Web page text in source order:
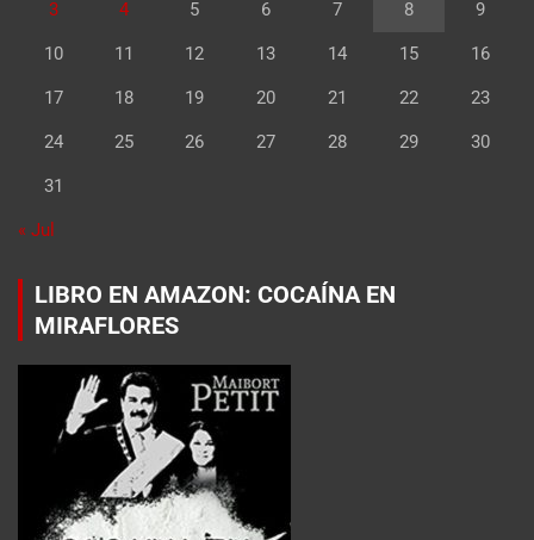
3 4 5 6 7 8 9
10 11 12 13 14 15 16
17 18 19 20 21 22 23
24 25 26 27 28 29 30
31
« Jul
LIBRO EN AMAZON: COCAÍNA EN
MIRAFLORES